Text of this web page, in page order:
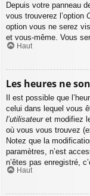
Depuis votre panneau
vous trouverez l’option
option vous ne serez
et vous-même. Vous
Haut
Les heures ne
Il est possible que
celui dans lequel vous
l’utilisateuret modifiez
où vous vous trouvez
Notez que la
paramètres, n’est
n’êtes pas enregistré,
Haut